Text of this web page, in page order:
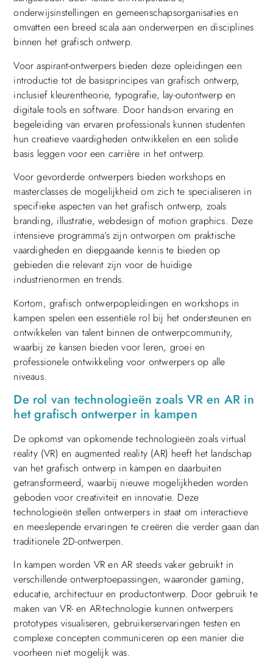
onderwijsinstellingen en gemeenschapsorganisaties en
omvatten een breed scala aan onderwerpen en disciplines
binnen het grafisch ontwerp.
Voor aspirant-ontwerpers bieden deze opleidingen een
introductie tot de basisprincipes van grafisch ontwerp,
inclusief kleurentheorie, typografie, lay-outontwerp en
digitale tools en software. Door hands-on ervaring en
begeleiding van ervaren professionals kunnen studenten
hun creatieve vaardigheden ontwikkelen en een solide
basis leggen voor een carrière in het ontwerp.
Voor gevorderde ontwerpers bieden workshops en
masterclasses de mogelijkheid om zich te specialiseren in
specifieke aspecten van het grafisch ontwerp, zoals
branding, illustratie, webdesign of motion graphics. Deze
intensieve programma’s zijn ontworpen om praktische
vaardigheden en diepgaande kennis te bieden op
gebieden die relevant zijn voor de huidige
industrienormen en trends.
Kortom, grafisch ontwerpopleidingen en workshops in
kampen spelen een essentiële rol bij het ondersteunen en
ontwikkelen van talent binnen de ontwerpcommunity,
waarbij ze kansen bieden voor leren, groei en
professionele ontwikkeling voor ontwerpers op alle
niveaus.
De rol van technologieën zoals VR en AR in
het grafisch ontwerper in kampen
De opkomst van opkomende technologieën zoals virtual
reality (VR) en augmented reality (AR) heeft het landschap
van het grafisch ontwerp in kampen en daarbuiten
getransformeerd, waarbij nieuwe mogelijkheden worden
geboden voor creativiteit en innovatie. Deze
technologieën stellen ontwerpers in staat om interactieve
en meeslepende ervaringen te creëren die verder gaan dan
traditionele 2D-ontwerpen.
In kampen worden VR en AR steeds vaker gebruikt in
verschillende ontwerptoepassingen, waaronder gaming,
educatie, architectuur en productontwerp. Door gebruik te
maken van VR- en AR-technologie kunnen ontwerpers
prototypes visualiseren, gebruikerservaringen testen en
complexe concepten communiceren op een manier die
voorheen niet mogelijk was.